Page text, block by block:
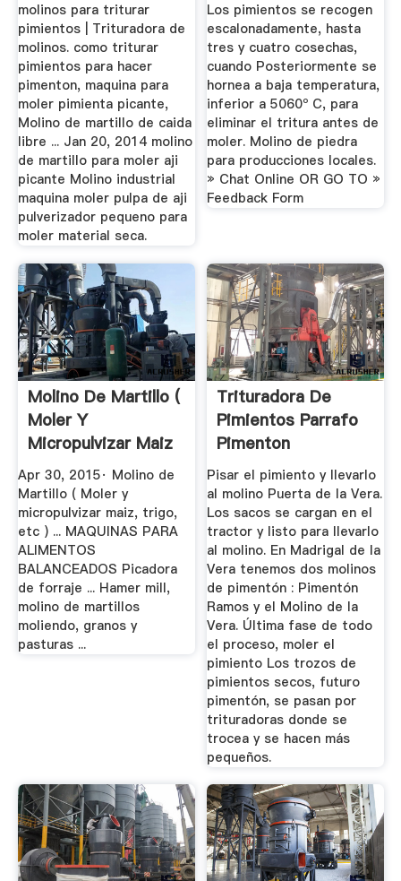
molinos para triturar
pimientos | Trituradora de
molinos. como triturar
pimientos para hacer
pimenton, maquina para
moler pimienta picante,
Molino de martillo de caida
libre ... Jan 20, 2014 molino
de martillo para moler aji
picante Molino industrial
maquina moler pulpa de aji
pulverizador pequeno para
moler material seca.
Los pimientos se recogen
escalonadamente, hasta
tres y cuatro cosechas,
cuando Posteriormente se
hornea a baja temperatura,
inferior a 5060º C, para
eliminar el tritura antes de
moler. Molino de piedra
para producciones locales.
» Chat Online OR GO TO »
Feedback Form
Molino De Martillo (
Moler Y
Micropulvizar Maiz
... YouTube
Apr 30, 2015· Molino de
Martillo ( Moler y
micropulvizar maiz, trigo,
etc ) ... MAQUINAS PARA
ALIMENTOS
BALANCEADOS Picadora
de forraje ... Hamer mill,
molino de martillos
moliendo, granos y
pasturas ...
Trituradora De
Pimientos Parrafo
Pimenton
Pisar el pimiento y llevarlo
al molino Puerta de la Vera.
Los sacos se cargan en el
tractor y listo para llevarlo
al molino. En Madrigal de la
Vera tenemos dos molinos
de pimentón : Pimentón
Ramos y el Molino de la
Vera. Última fase de todo
el proceso, moler el
pimiento Los trozos de
pimientos secos, futuro
pimentón, se pasan por
trituradoras donde se
trocea y se hacen más
pequeños.